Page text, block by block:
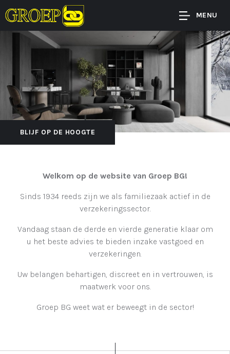
MENU
BLIJF OP DE HOOGTE
Welkom op de website van Groep BG!
Sinds 1934 reeds zijn we als familiezaak actief in de
verzekeringssector.
Vandaag staan de derde en vierde generatie klaar om
u het beste advies te bieden inzake vastgoed en
verzekeringen.
Uw belangen behartigen, discreet en in vertrouwen, is
maatwerk voor ons.
Groep BG weet wat er beweegt in de sector!